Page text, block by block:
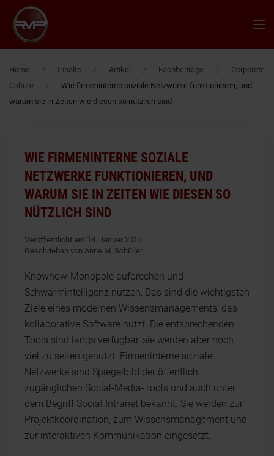
Zum Hauptinhalt springen
Home Inhalte Artikel Fachbeiträge
Corporate
Culture
Wie firmeninterne soziale Netzwerke funktionieren, und
warum sie in Zeiten wie diesen so nützlich sind
WIE FIRMENINTERNE SOZIALE
NETZWERKE FUNKTIONIEREN, UND
WARUM SIE IN ZEITEN WIE DIESEN SO
NÜTZLICH SIND
Veröffentlicht am 18. Januar 2015
Geschrieben von Anne M. Schüller
Knowhow-Monopole aufbrechen und
Schwarmintelligenz nutzen: Das sind die wichtigsten
Ziele eines modernen Wissensmanagements, das
kollaborative Software nutzt. Die entsprechenden
Tools sind längs verfügbar, sie werden aber noch
viel zu selten genutzt. Firmeninterne soziale
Netzwerke sind Spiegelbild der öffentlich
zugänglichen Social-Media-Tools und auch unter
dem Begriff Social Intranet bekannt. Sie werden zur
Projektkoordination, zum Wissensmanagement und
zur interaktiven Kommunikation eingesetzt.